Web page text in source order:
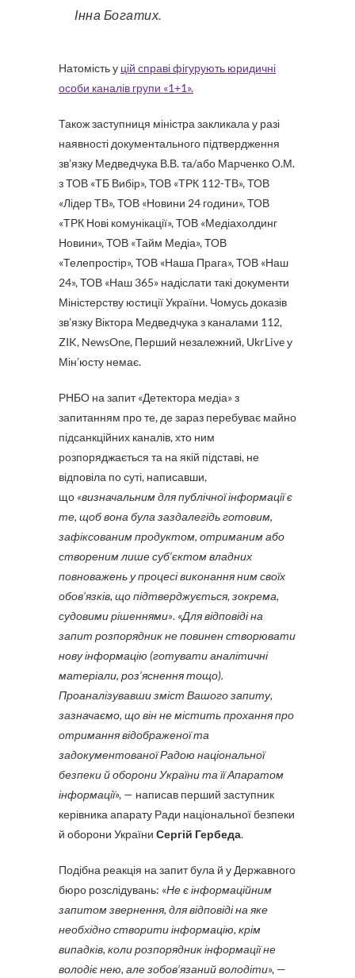
Інна Богатих.
Натомість у цій справі фігурують юридичні
особи каналів групи «1+1».
Також заступниця міністра закликала у разі
наявності документального підтвердження
зв’язку Медведчука В.В. та/або Марченко О.М.
з ТОВ «ТБ Вибір», ТОВ «ТРК 112-ТВ», ТОВ
«Лідер ТВ», ТОВ «Новини 24 години», ТОВ
«ТРК Нові комунікації», ТОВ «Медіахолдинг
Новини», ТОВ «Тайм Медіа», ТОВ
«Телепростір», ТОВ «Наша Прага», ТОВ «Наш
24», ТОВ «Наш 365» надіслати такі документи
Міністерству юстиції України. Чомусь доказів
зв’язку Віктора Медведчука з каналами 112,
ZIK, NewsOne, Перший незалежний, UkrLive у
Мін’юсту немає.
РНБО на запит «Детектора медіа» з
запитанням про те, де зараз перебуває майно
підсанкційних каналів, хто ним
розпоряджається та на якій підставі, не
відповіла по суті, написавши,
що «визначальним для публічної інформації є
те, щоб вона була заздалегідь готовим,
зафіксованим продуктом, отриманим або
створеним лише суб’єктом владних
повноважень у процесі виконання ним своїх
обов’язків, що підтверджується, зокрема,
судовими рішеннями». «Для відповіді на
запит розпорядник не повинен створювати
нову інформацію (готувати аналітичні
матеріали, роз’яснення тощо).
Проаналізувавши зміст Вашого запиту,
зазначаємо, що він не містить прохання про
отримання відображеної та
задокументованої Радою національної
безпеки й оборони України та її Апаратом
інформації», — написав перший заступник
керівника апарату Ради національної безпеки
й оборони України Сергій Гербеда.
Подібна реакція на запит була й у Державного
бюро розслідувань: «Не є інформаційним
запитом звернення, для відповіді на яке
необхідно створити інформацію, крім
випадків, коли розпорядник інформації не
володіє нею, але зобов’язаний володіти», —